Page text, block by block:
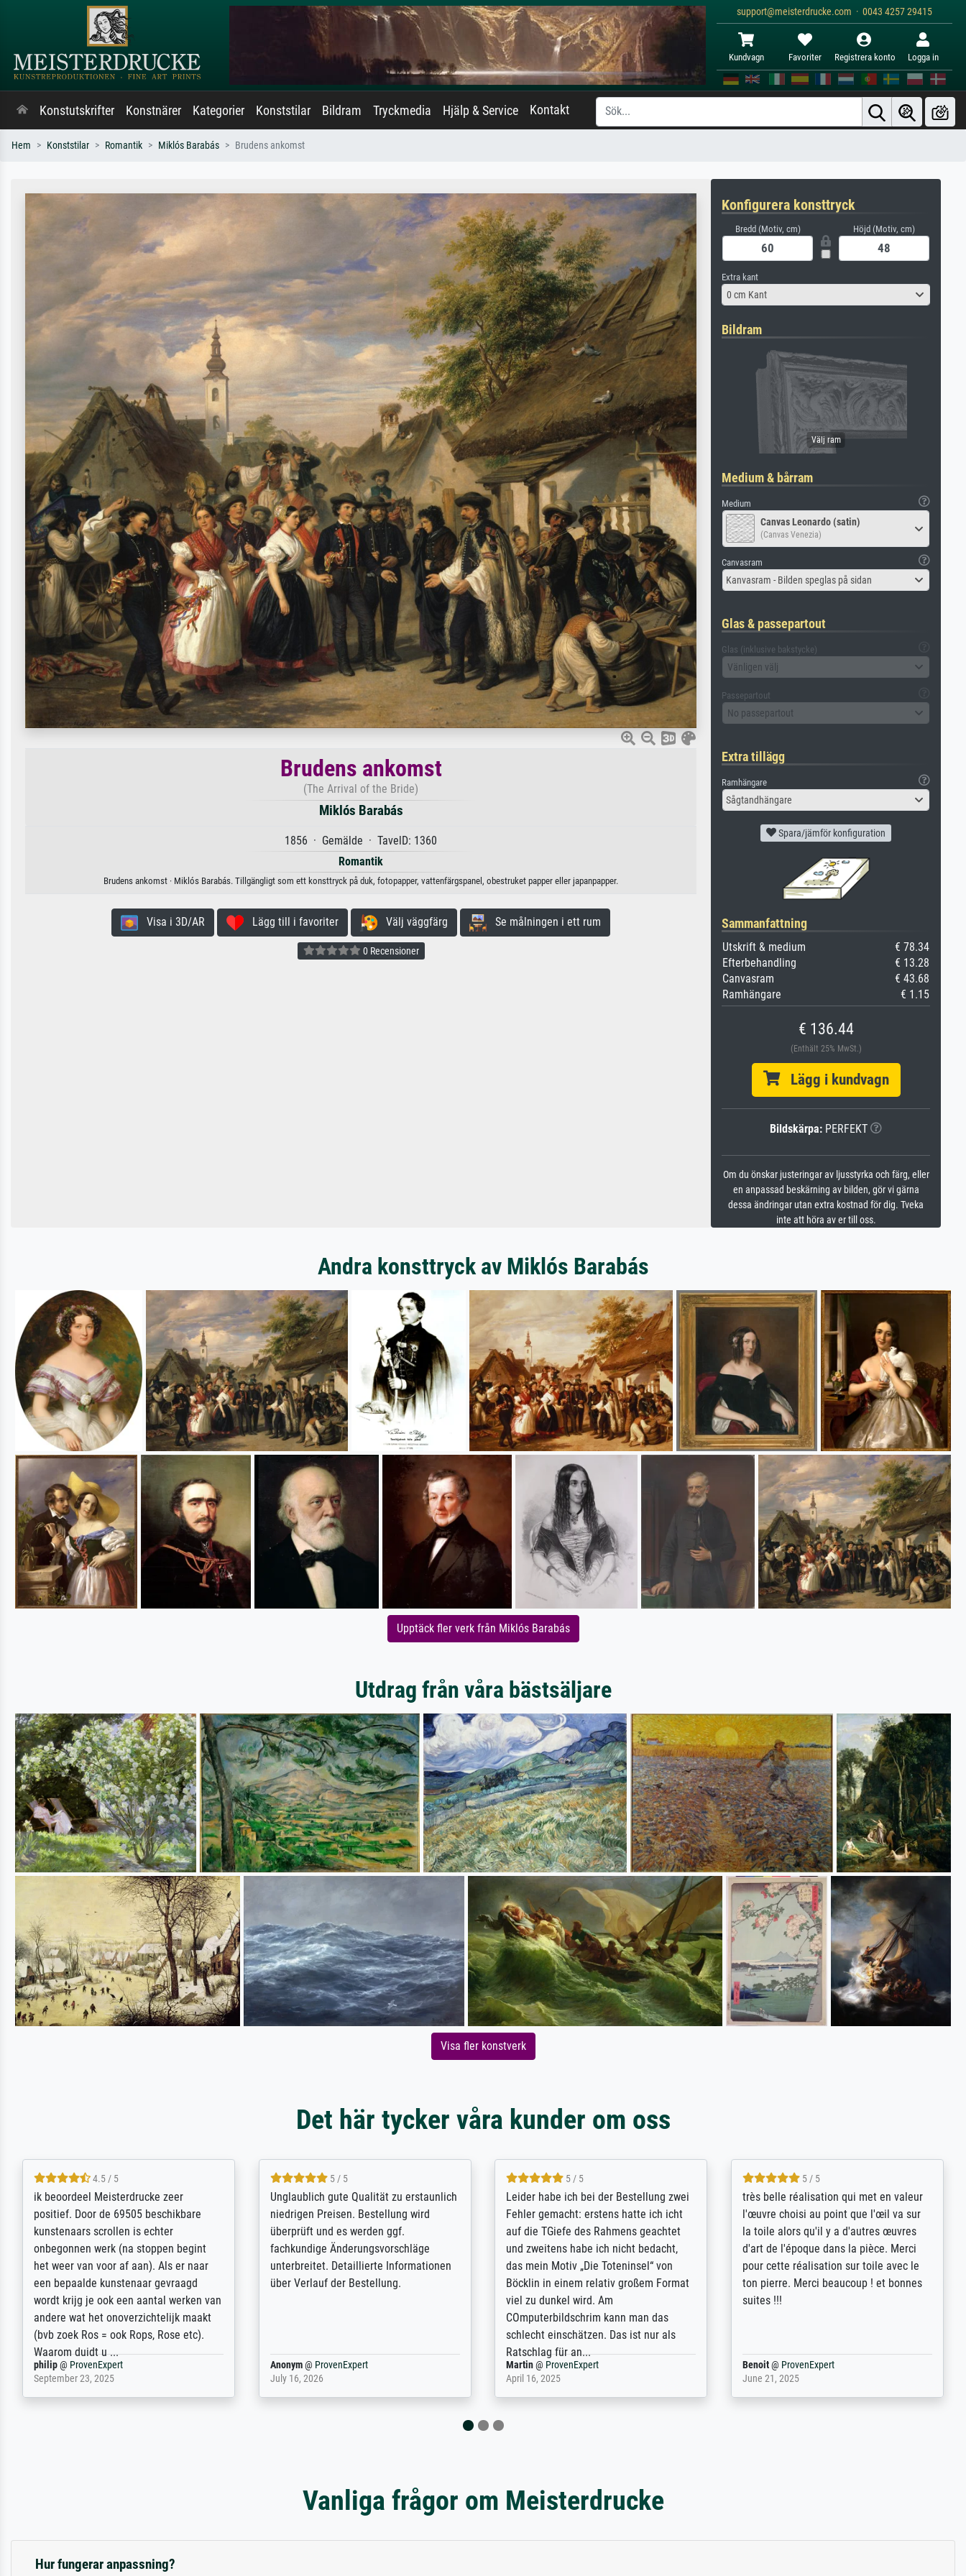
support@meisterdrucke.com · 0043 4257 29415
Kundvagn Favoriter Registrera konto Logga in
Konstutskrifter Konstnärer Kategorier Konststilar Bildram Tryckmedia Hjälp & Service Kontakt
Hem Konststilar Romantik Miklós Barabás Brudens ankomst
Brudens ankomst
(The Arrival of the Bride)
Miklós Barabás
1856 · Gemälde · TavelD: 1360
Romantik
Brudens ankomst · Miklós Barabás. Tillgängligt som ett konsttryck på duk, fotopapper, vattenfärgspanel, obestruket papper eller japanpapper.
Visa i 3D/AR Lägg till i favoriter Välj väggfärg Se målningen i ett rum
0 Recensioner
Konfigurera konsttryck
Bredd (Motiv, cm) Höjd (Motiv, cm)
Extra kant
0 cm Kant
Bildram
Medium & bårram
Medium
Canvas Leonardo (satin)
(Canvas Venezia)
Canvasram
Kanvasram - Bilden speglas på sidan
Glas & passepartout
Glas (inklusive bakstycke)
Vänligen välj
Passepartout
No passepartout
Extra tillägg
Ramhängare
Sågtandhängare
Spara/jämför konfiguration
Sammanfattning
Utskrift & medium
€ 78.34
Efterbehandling
€ 13.28
Canvasram
€ 43.68
Ramhängare
€ 1.15
€ 136.44
(Enthält 25% MwSt.)
Lägg i kundvagn
Bildskärpa: PERFEKT
Om du önskar justeringar av ljusstyrka och färg, eller
en anpassad beskärning av bilden, gör vi gärna
dessa ändringar utan extra kostnad för dig. Tveka
inte att höra av er till oss.
Andra konsttryck av Miklós Barabás
Upptäck fler verk från Miklós Barabás
Utdrag från våra bästsäljare
Visa fler konstverk
Det här tycker våra kunder om oss
5 / 5
Die Zufriedenheit ist auch nicht dadurch
getrübt, dass das Bild entgegen einer
angegebenen Lieferanschrift (sollte
eine Überraschung für die normannische
Ehefrau sein zum Hochzeits- gleichzeitig
auch Geburtstag sein) doch nach zu
Hause zugestellt wurde.
Jürgen@ProvenExpert
April 22, 2026
5 / 5
Excellent / Highly recommended. The
selection, ordering and payment process
were easy, shipping was efficient and
the item itself exceeds expectations. I
am based in the UK and found the site
searching for a specific print - I am very
SJL@ProvenExpert
December 2, 2025
5 / 5
The team at Meisterdrucke strives to
meet its clients demands, and provides
expert advice on how to obtain the best
results for the prints requested by the
client. The company has a vast
repertoire of prints to choose from, and
will provide excellent service also with
regards to prints which are not in that
repertoire. Highly recommended!
Anonym@ProvenExpert
April 22, 2026
5 / 5
eine große Auswahl an Bildern und
deren Reproduktionsmöglichkeiten;
wurde sehr gut durch die einzelnen
Bestellkriterien geführt, verständliche
Erklärungen, z.B. mit Bilddarstellungen,
werde auf jeden Fall meine guten
Erfahrungen weitergeben.
Anonym@ProvenExpert
May 13, 2026
Vanliga frågor om Meisterdrucke
Hur fungerar anpassning?